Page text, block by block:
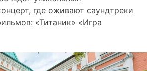
где оживают саундтреки
«Титаник» «Игра